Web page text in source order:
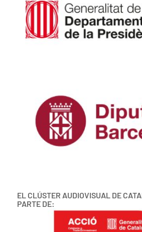
EL CLÚSTER AUDIOVISUAL DE
PARTE DE: